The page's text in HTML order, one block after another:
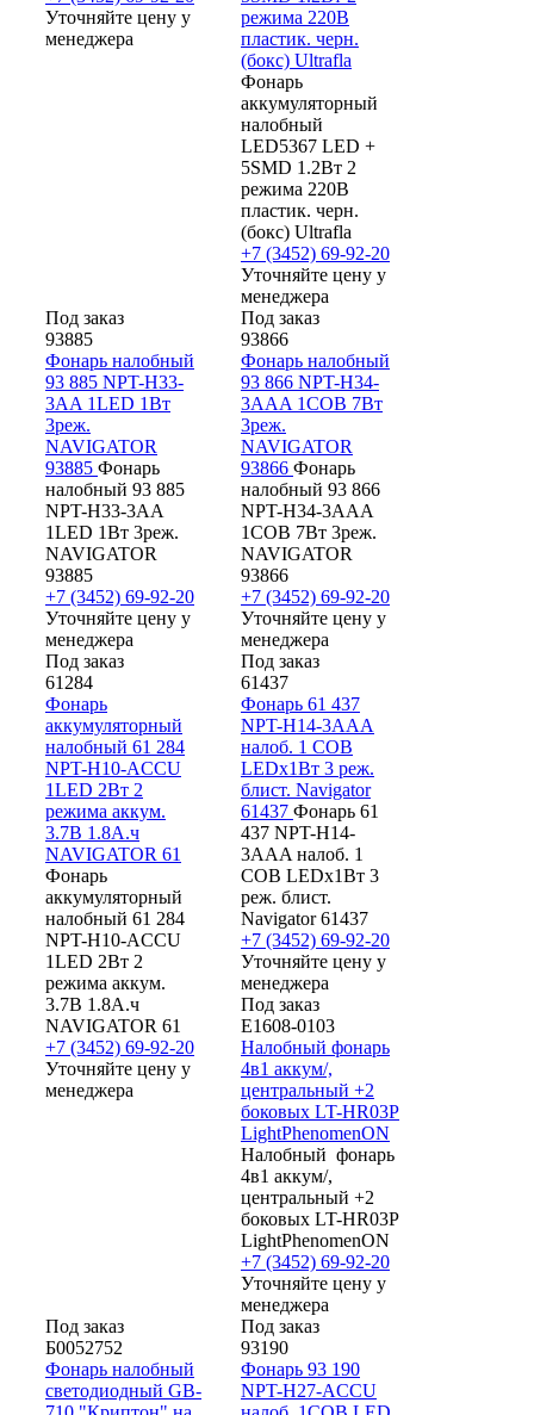
Уточняйте цену у
менеджера
режима 220В
пластик. черн.
(бокс) Ultrafla
Фонарь
аккумуляторный
налобный
LED5367 LED +
5SMD 1.2Вт 2
режима 220В
пластик. черн.
(бокс) Ultrafla
+7 (3452) 69-92-20
Уточняйте цену у
менеджера
Под заказ
93885
Фонарь налобный
93 885 NPT-H33-
3AA 1LED 1Вт
3реж.
NAVIGATOR
93885 Фонарь
налобный 93 885
NPT-H33-3AA
1LED 1Вт 3реж.
NAVIGATOR
93885
+7 (3452) 69-92-20
Уточняйте цену у
менеджера
Под заказ
93866
Фонарь налобный
93 866 NPT-H34-
3AAA 1COB 7Вт
3реж.
NAVIGATOR
93866 Фонарь
налобный 93 866
NPT-H34-3AAA
1COB 7Вт 3реж.
NAVIGATOR
93866
+7 (3452) 69-92-20
Уточняйте цену у
менеджера
Под заказ
61284
Фонарь
аккумуляторный
налобный 61 284
NPT-H10-ACCU
1LED 2Вт 2
режима аккум.
3.7В 1.8А.ч
NAVIGATOR 61
Фонарь
аккумуляторный
налобный 61 284
NPT-H10-ACCU
1LED 2Вт 2
режима аккум.
3.7В 1.8А.ч
NAVIGATOR 61
+7 (3452) 69-92-20
Уточняйте цену у
менеджера
Под заказ
61437
Фонарь 61 437
NPT-H14-3AAA
налоб. 1 COB
LEDх1Вт 3 реж.
блист. Navigator
61437 Фонарь 61
437 NPT-H14-
3AAA налоб. 1
COB LEDх1Вт 3
реж. блист.
Navigator 61437
+7 (3452) 69-92-20
Уточняйте цену у
менеджера
Под заказ
Е1608-0103
Налобный фонарь
4в1 аккум/,
центральный +2
боковых LT-HR03P
LightPhenomenON
Налобный фонарь
4в1 аккум/,
центральный +2
боковых LT-HR03P
LightPhenomenON
+7 (3452) 69-92-20
Уточняйте цену у
менеджера
Под заказ
Б0052752
Фонарь налобный
светодиодный GB-
Под заказ
93190
Фонарь 93 190
NPT-H27-ACCU